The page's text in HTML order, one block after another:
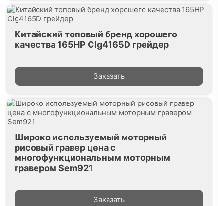
Китайский топовый бренд хорошего
качества 165HP Clg4165D грейдер
Заказать
Широко используемый моторный
рисовый гравер цена с
многофункциональным моторным
гравером Sem921
Заказать